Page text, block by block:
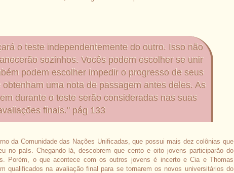
o teste independentemente do outro. Isso não
sozinhos. Vocês podem escolher se unir
podem escolher impedir o progresso de seus
uma nota de passagem antes deles. As
durante o teste serão consideradas nas suas
finais." pág 133
da Comunidade das Nações Unificadas, que possui mais dez colônias que
no país. Chegando lá, descobrem que cento e oito jovens participarão do
Porém, o que acontece com os outros jovens é incerto e Cia e Thomas
qualificados na avaliação final para se tornarem os novos universitários do